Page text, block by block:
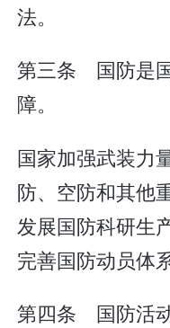
法。
第三条 国防是
障。
国家加强武装力
防、空防和其他
发展国防科研生
完善国防动员体
第四条 国防活